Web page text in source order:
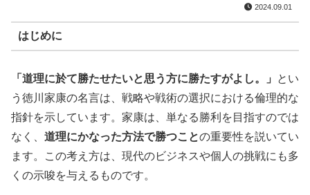
2024.09.01
はじめに
「道理に於て勝たせたいと思う方に勝たすがよし。」
とい
う徳川家康の名言は、戦略や戦術の選択における倫理的な
指針を示しています。家康は、単なる勝利を目指すのでは
なく、 道理にかなった方法で勝つことの重要性を説いてい
ます。この考え方は、現代のビジネスや個人の挑戦にも多
くの示唆を与えるものです。